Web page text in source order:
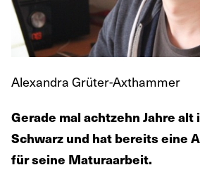
Alexandra Grüter-Axthammer
Gerade mal achtzehn Jahre alt
Schwarz und hat bereits eine
für seine Maturaarbeit.